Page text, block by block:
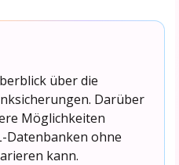
über die
Darüber
Möglichkeiten
Datenbanken ohne
kann.